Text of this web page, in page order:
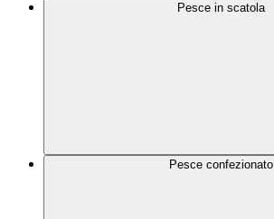
Pesce in scatola
Pesce confezionato